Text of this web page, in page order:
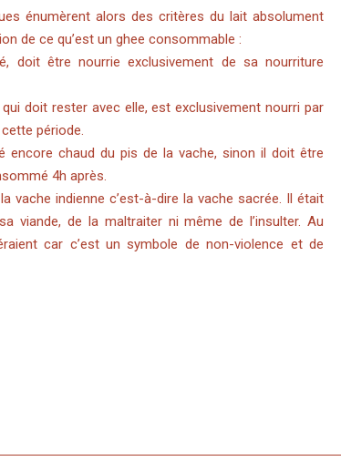
énumèrent alors des critères du lait absolument
de ce qu’est un ghee consommable :
doit être nourrie exclusivement de sa nourriture
doit rester avec elle, est exclusivement nourri par
période.
encore chaud du pis de la vache, sinon il doit être
4h après.
vache indienne c’est-à-dire la vache sacrée. Il était
viande, de la maltraiter ni même de l’insulter. Au
car c’est un symbole de non-violence et de